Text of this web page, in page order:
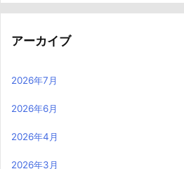
アーカイブ
2026年7月
2026年6月
2026年4月
2026年3月